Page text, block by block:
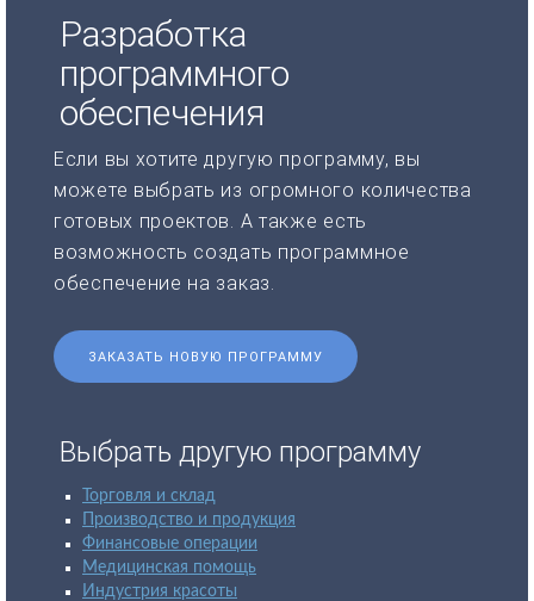
Разработка
программного
обеспечения
Если вы хотите другую программу, вы
можете выбрать из огромного количества
готовых проектов. А также есть
возможность создать программное
обеспечение на заказ.
ЗАКАЗАТЬ НОВУЮ ПРОГРАММУ
Выбрать другую программу
Торговля и склад
Производство и продукция
Финансовые операции
Медицинская помощь
Индустрия красоты